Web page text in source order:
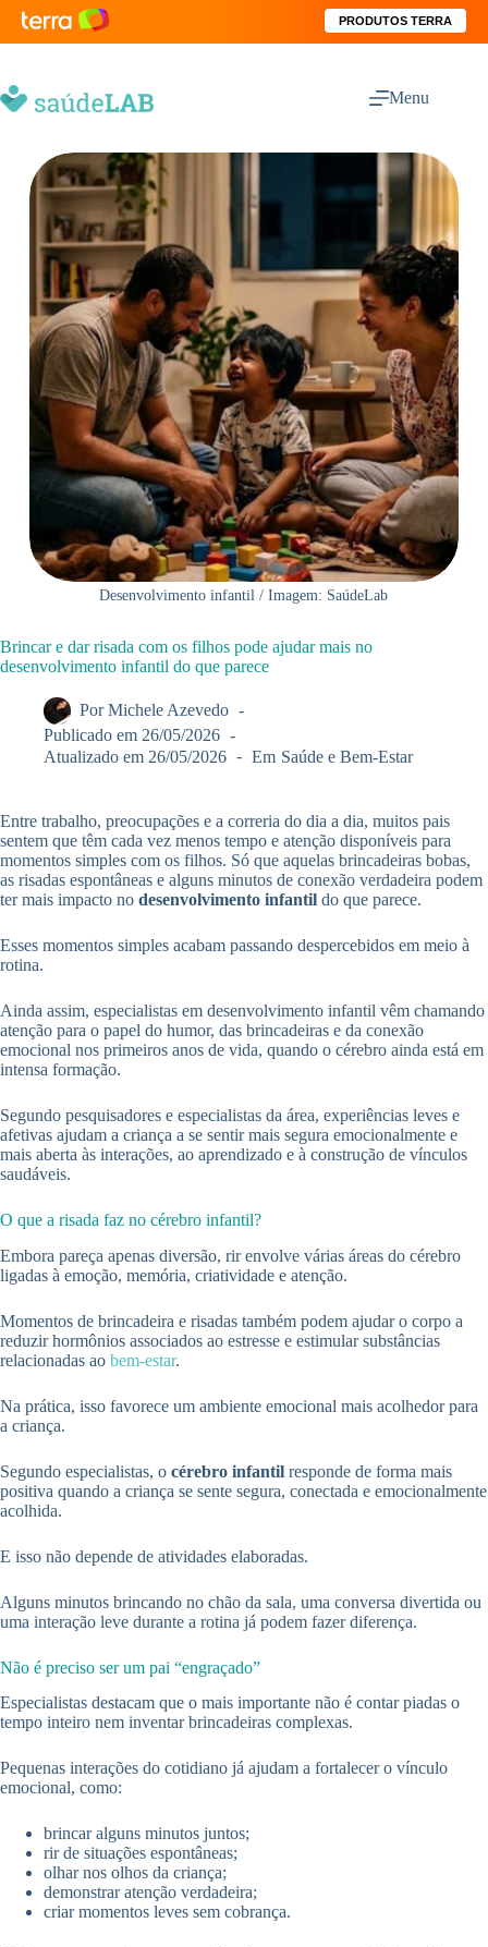
PRODUTOS TERRA
Menu
Desenvolvimento infantil / Imagem: SaúdeLab
Brincar e dar risada com os filhos pode ajudar mais no
desenvolvimento infantil do que parece
Por Michele Azevedo
Publicado em 26/05/2026
Atualizado em 26/05/2026 Em Saúde e Bem-Estar
Entre trabalho, preocupações e a correria do dia a dia, muitos pais
sentem que têm cada vez menos tempo e atenção disponíveis para
momentos simples com os filhos. Só que aquelas brincadeiras bobas,
as risadas espontâneas e alguns minutos de conexão verdadeira podem
ter mais impacto no desenvolvimento infantil do que parece.
Esses momentos simples acabam passando despercebidos em meio à
rotina.
Ainda assim, especialistas em desenvolvimento infantil vêm chamando
atenção para o papel do humor, das brincadeiras e da conexão
emocional nos primeiros anos de vida, quando o cérebro ainda está em
intensa formação.
Segundo pesquisadores e especialistas da área, experiências leves e
afetivas ajudam a criança a se sentir mais segura emocionalmente e
mais aberta às interações, ao aprendizado e à construção de vínculos
saudáveis.
O que a risada faz no cérebro infantil?
Embora pareça apenas diversão, rir envolve várias áreas do cérebro
ligadas à emoção, memória, criatividade e atenção.
Momentos de brincadeira e risadas também podem ajudar o corpo a
reduzir hormônios associados ao estresse e estimular substâncias
relacionadas ao bem-estar.
Na prática, isso favorece um ambiente emocional mais acolhedor para
a criança.
Segundo especialistas, o cérebro infantil responde de forma mais
positiva quando a criança se sente segura, conectada e emocionalmente
acolhida.
E isso não depende de atividades elaboradas.
Alguns minutos brincando no chão da sala, uma conversa divertida ou
uma interação leve durante a rotina já podem fazer diferença.
Não é preciso ser um pai “engraçado”
Especialistas destacam que o mais importante não é contar piadas o
tempo inteiro nem inventar brincadeiras complexas.
Pequenas interações do cotidiano já ajudam a fortalecer o vínculo
emocional, como:
brincar alguns minutos juntos;
rir de situações espontâneas;
olhar nos olhos da criança;
demonstrar atenção verdadeira;
criar momentos leves sem cobrança.